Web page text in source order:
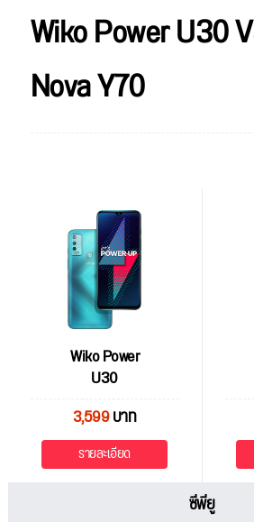
Wiko Power U30
Nova Y70
Wiko Power
U30
3,599บาท
รายละเอียด
ซีพียู